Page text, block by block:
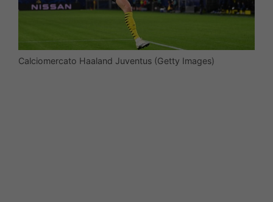
Calciomercato Haaland Juventus (Getty Images)